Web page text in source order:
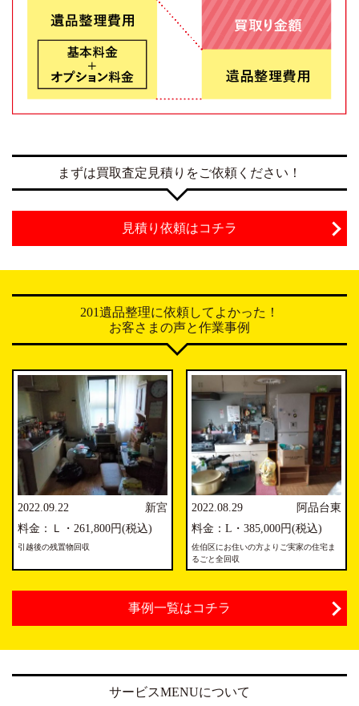
まずは買取査定見積りをご依頼ください！
見積り依頼はコチラ
201遺品整理に依頼してよかった！
お客さまの声と作業事例
2022.09.22
新宮
料金：Ｌ・261,800円(税込)
引越後の残置物回収
2022.08.29
阿品台東
料金：L・385,000円(税込)
佐伯区にお住いの方よりご実家の住宅ま
るごと全回収
事例一覧はコチラ
サービスMENUについて